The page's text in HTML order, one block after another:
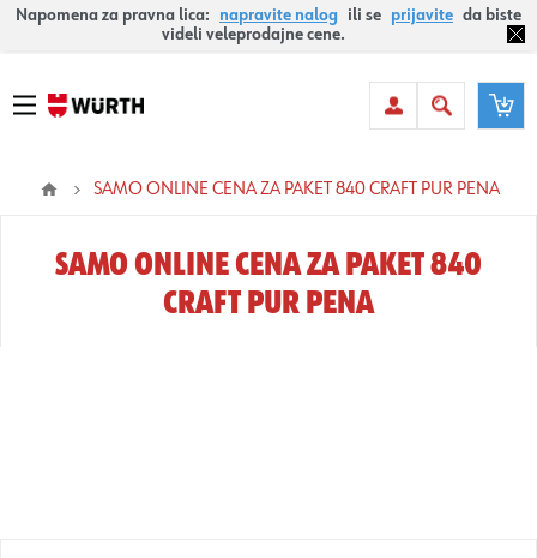
Napomena za pravna lica: napravite nalog ili se prijavite da biste
videli veleprodajne cene.
SAMO ONLINE CENA ZA PAKET 840 CRAFT PUR PENA
SAMO ONLINE CENA ZA PAKET 840
CRAFT PUR PENA